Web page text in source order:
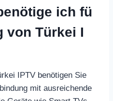
ich fü
von Türkei I
IPTV benötigen Sie
mit ausreichende